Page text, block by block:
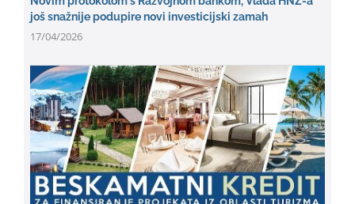
još snažnije podupire novi investicijski zamah
17/04/2026